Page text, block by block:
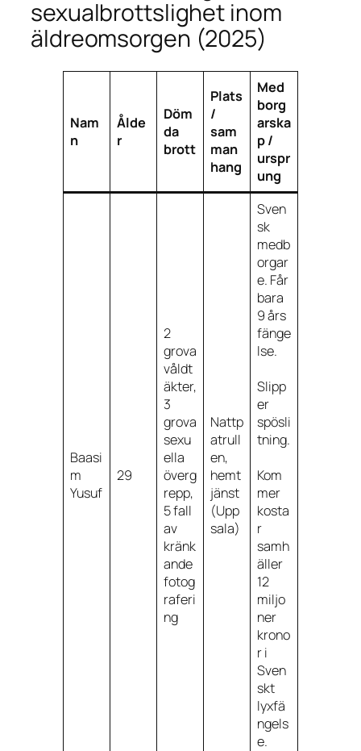
sexualbrottslighet inom
äldreomsorgen (2025)
Nam
n
Ålde
r
Döm
da
brott
Plats
/
sam
man
hang
Med
borg
arska
p /
urspr
ung
Baasi
m
Yusuf
29
2
grova
våldt
äkter,
3
grova
sexu
ella
överg
repp,
5 fall
av
kränk
ande
fotog
raferi
ng
Nattp
atrull
en,
hemt
jänst
(Upp
sala)
Sven
sk
medb
orgar
e. Får
bara
9 års
fänge
lse.
Slipp
er
spösli
tning.
Kom
mer
kosta
r
samh
äller
12
miljo
ner
krono
r i
Sven
skt
lyxfä
ngels
e.